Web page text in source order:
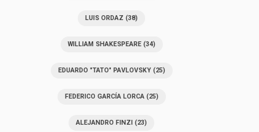
LUIS ORDAZ (38)
WILLIAM SHAKESPEARE(34)
EDUARDO "TATO" PAVLOVSKY(25)
FEDERICO GARCÍA LORCA(25)
ALEJANDRO FINZI (23)